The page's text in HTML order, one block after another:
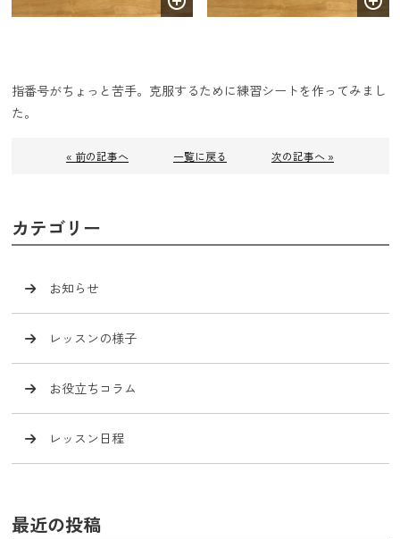
指番号がちょっと苦手。克服するために練習シートを作ってみまし
た。
« 前の記事へ 一覧に戻る 次の記事へ »
カテゴリー
お知らせ
レッスンの様子
お役立ちコラム
レッスン日程
最近の投稿